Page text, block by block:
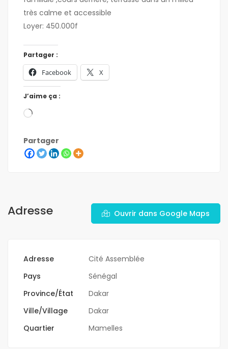
très calme et accessible
Loyer: 450.000f
Partager :
Facebook X
J’aime ça :
Partager
Adresse Ouvrir dans Google Maps
Adresse
Cité Assemblée
Pays
Sénégal
Province/État
Dakar
Ville/Village
Dakar
Quartier
Mamelles